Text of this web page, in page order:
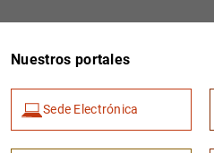
Nuestros portales
Sede Electrónica